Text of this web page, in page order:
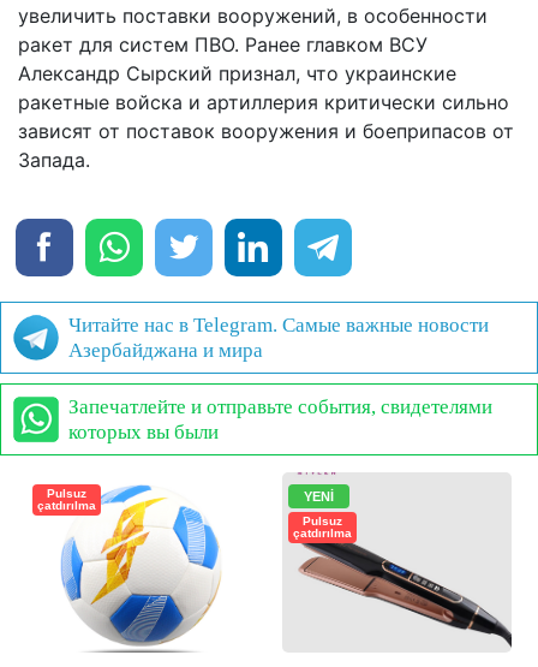
увеличить поставки вооружений, в особенности
ракет для систем ПВО. Ранее главком ВСУ
Александр Сырский признал, что украинские
ракетные войска и артиллерия критически сильно
зависят от поставок вооружения и боеприпасов от
Запада.
Читайте нас в Telegram. Самые важные новости
Азербайджана и мира
Запечатлейте и отправьте события, свидетелями
которых вы были